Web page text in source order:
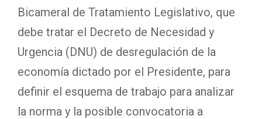
Bicameral de Tratamiento Legislativo, que
debe tratar el Decreto de Necesidad y
Urgencia (DNU) de desregulación de la
economía dictado por el Presidente, para
definir el esquema de trabajo para analizar
la norma y la posible convocatoria a